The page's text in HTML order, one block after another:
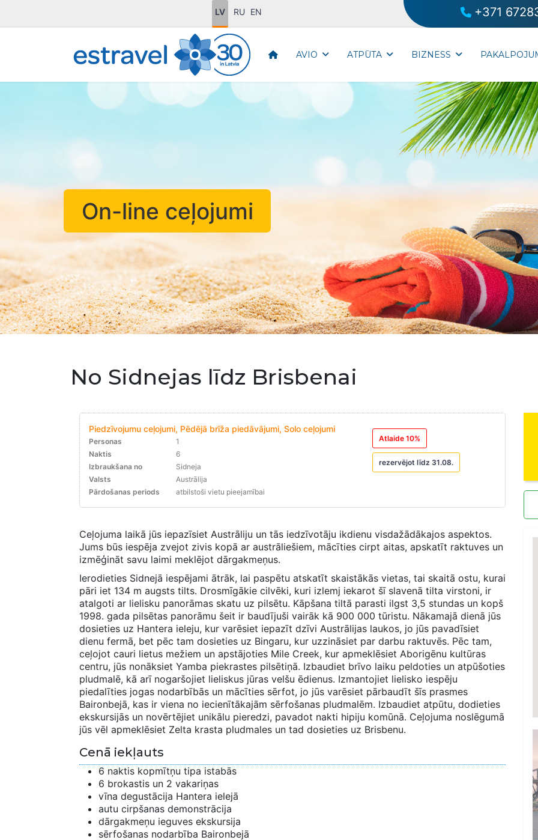
LV RU EN +371
AVIO ATPŪTA BIZNESS
On-line ceļojumi
No Sidnejas līdz Brisbenai
Piedzīvojumu ceļojumi, Pēdējā brīža piedāvājumi, Solo ceļojumi
Personas
1
Naktis
6
Izbraukšana no
Sidneja
Valsts
Austrālija
Pārdošanas periods
atbilstoši vietu pieejamībai
Atlaide 10%
rezervējot līdz 31.08.
Ceļojuma laikā jūs iepazīsiet Austrāliju un tās iedzīvotāju ikdienu visdažādākajos aspektos.
Jums būs iespēja zvejot zivis kopā ar austrāliešiem, mācīties cirpt aitas, apskatīt raktuves un
izmēģināt savu laimi meklējot dārgakmeņus.
Ierodieties Sidnejā iespējami ātrāk, lai paspētu atskatīt skaistākās vietas, tai skaitā ostu, kurai
pāri iet 134 m augsts tilts. Drosmīgākie cilvēki, kuri izlemj iekarot šī slavenā tilta virstoni, ir
atalgoti ar lielisku panorāmas skatu uz pilsētu. Kāpšana tiltā parasti ilgst 3,5 stundas un kopš
1998. gada pilsētas panorāmu šeit ir baudījuši vairāk kā 900 000 tūristu. Nākamajā dienā jūs
dosieties uz Hantera ieleju, kur varēsiet iepazīt dzīvi Austrālijas laukos, jo jūs pavadīsiet
dienu fermā, bet pēc tam dosieties uz Bingaru, kur uzzināsiet par darbu raktuvēs. Pēc tam,
ceļojot cauri lietus mežiem un apstājoties Mile Creek, kur apmeklēsiet Aborigēnu kultūras
centru, jūs nonāksiet Yamba piekrastes pilsētiņā. Izbaudiet brīvo laiku peldoties un atpūšoties
pludmalē, kā arī nogaršojiet lieliskus jūras velšu ēdienus. Izmantojiet lielisko iespēju
piedalīties jogas nodarbībās un mācīties sērfot, jo jūs varēsiet pārbaudīt šīs prasmes
Baironbejā, kas ir viena no iecienītākajām sērfošanas pludmalēm. Izbaudiet atpūtu, dodieties
ekskursijās un novērtējiet unikālu pieredzi, pavadot nakti hipiju komūnā. Ceļojuma noslēgumā
jūs vēl apmeklēsiet Zelta krasta pludmales un tad dosieties uz Brisbenu.
Cenā iekļauts
6 naktis kopmītņu tipa istabās
6 brokastis un 2 vakariņas
vīna degustācija Hantera ielejā
autu cirpšanas demonstrācija
dārgakmeņu ieguves ekskursija
sērfošanas nodarbība Baironbejā